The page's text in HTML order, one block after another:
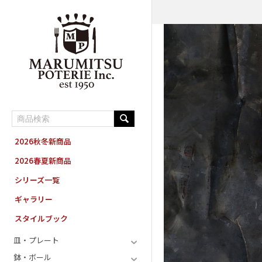
MARUMITSU POTERIE ORDER SYSTEM
2026秋冬新商品
2026春夏新商品
シリーズ一覧
ギャラリー
スタイルブック
皿・プレート
鉢・ボール